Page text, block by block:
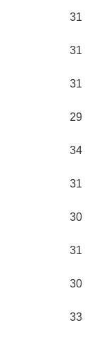
31
31
31
29
34
31
30
31
30
33